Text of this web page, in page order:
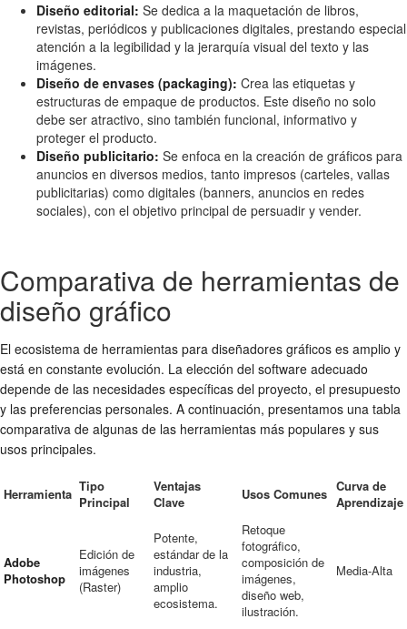
Diseño editorial: Se dedica a la maquetación de libros,
revistas, periódicos y publicaciones digitales, prestando especial
atención a la legibilidad y la jerarquía visual del texto y las
imágenes.
Diseño de envases (packaging): Crea las etiquetas y
estructuras de empaque de productos. Este diseño no solo
debe ser atractivo, sino también funcional, informativo y
proteger el producto.
Diseño publicitario: Se enfoca en la creación de gráficos para
anuncios en diversos medios, tanto impresos (carteles, vallas
publicitarias) como digitales (banners, anuncios en redes
sociales), con el objetivo principal de persuadir y vender.
Comparativa de herramientas de
diseño gráfico
El ecosistema de herramientas para diseñadores gráficos es amplio y
está en constante evolución. La elección del software adecuado
depende de las necesidades específicas del proyecto, el presupuesto
y las preferencias personales. A continuación, presentamos una tabla
comparativa de algunas de las herramientas más populares y sus
usos principales.
Herramienta Tipo
Principal
Ventajas
Clave
Usos Comunes Curva de
Aprendizaje
Adobe
Photoshop
Edición de
imágenes
(Raster)
Potente,
estándar de la
industria,
amplio
ecosistema.
Retoque
fotográfico,
composición de
imágenes,
diseño web,
ilustración.
Media-Alta